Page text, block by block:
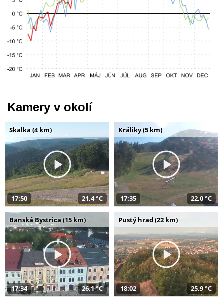
Kamery v okolí
Skalka (4 km)
17:50 21,4 °C
Králiky (5 km)
17:35 22,0 °C
Banská Bystrica (15 km)
17:34 26,1 °C
Pustý hrad (22 km)
18:02 25,9 °C